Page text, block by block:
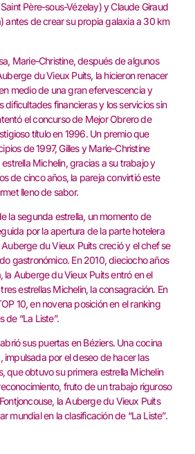
Père-sous-Vézelay‭) ‬y Claude Giraud‭
‬antes de crear su propia galaxia a 30‭ ‬km
‬Marie-Christine‭, ‬después de algunos
du Vieux Puits‭, ‬la hicieron renacer
medio de una gran efervescencia y
dificultades financieras y los servicios‭ ‬sin
el concurso de Mejor Obrero de
título en 1996‭. ‬Un premio que‭
de 1997‭, ‬Gilles y Marie-Christine
Michelin‭, ‬gracias a su trabajo y
de cinco años‭, ‬la pareja convirtió este
lleno de sabor‭.‬
la segunda estrella‭, ‬un momento de
por la apertura de la parte hotelera‭
du Vieux Puits creció y el chef se
gastronómico‭. ‬En 2010‭, ‬dieciocho años
‬la Auberge du Vieux Puits entró en el
estrellas Michelin‭, ‬la consagración‭. ‬En
10‭, ‬en novena posición en el ranking
de‭ ‬“La Liste”‭.‬
sus puertas en Béziers‭. ‬Una cocina
por el deseo de hacer las
‬que obtuvo su primera estrella Michelin
‬fruto de un trabajo riguroso
‬la Auberge du Vieux Puits
mundial en la clasificación de‭ ‬“La Liste”‭.‬